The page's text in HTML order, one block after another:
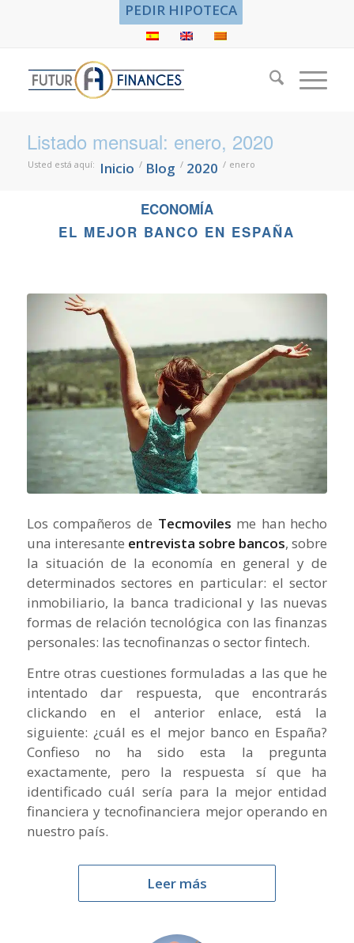
PEDIR HIPOTECA
Listado mensual: enero, 2020
Usted está aquí: Inicio / Blog / 2020 / enero
ECONOMÍA
EL MEJOR BANCO EN ESPAÑA
Los compañeros de Tecmoviles me han hecho
una interesante entrevista sobre bancos, sobre
la situación de la economía en general y de
determinados sectores en particular: el sector
inmobiliario, la banca tradicional y las nuevas
formas de relación tecnológica con las finanzas
personales: las tecnofinanzas o sector fintech.
Entre otras cuestiones formuladas a las que he
intentado dar respuesta, que encontrarás
clickando en el anterior enlace, está la
siguiente: ¿cuál es el mejor banco en España?
Confieso no ha sido esta la pregunta
exactamente, pero la respuesta sí que ha
identificado cuál sería para la mejor entidad
financiera y tecnofinanciera mejor operando en
nuestro país.
Leer más